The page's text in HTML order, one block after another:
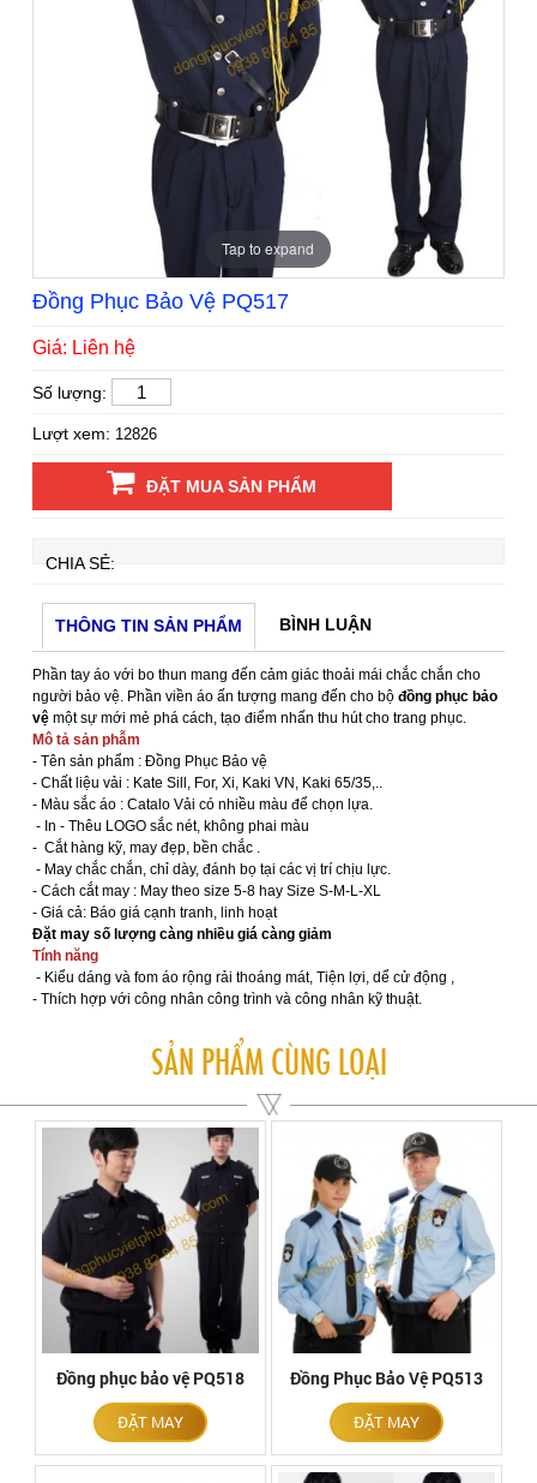
Tap to expand
Đồng Phục Bảo Vệ PQ517
Giá: Liên hệ
Số lượng:
Lượt xem: 12826
ĐẶT MUA SẢN PHẨM
CHIA SẺ:
THÔNG TIN SẢN PHẨM BÌNH LUẬN
Phần tay áo với bo thun mang đến cảm giác thoải mái chắc chắn cho
người bảo vệ. Phần viền áo ấn tượng mang đến cho bộ đồng phục bảo
vệ một sự mới mẻ phá cách, tạo điểm nhấn thu hút cho trang phục.
Mô tả sản phẫm
- Tên sản phẩm : Đồng Phục Bảo vệ
- Chất liệu vải : Kate Sill, For, Xi, Kaki VN, Kaki 65/35,..
- Màu sắc áo : Catalo Vải có nhiều màu để chọn lựa.
- In - Thêu LOGO sắc nét, không phai màu
- Cắt hàng kỹ, may đẹp, bền chắc .
- May chắc chắn, chỉ dày, đánh bọ tại các vị trí chịu lực.
- Cách cắt may : May theo size 5-8 hay Size S-M-L-XL
- Giá cả: Báo giá cạnh tranh, linh hoạt
Đặt may số lượng càng nhiều giá càng giảm
Tính năng
- Kiểu dáng và fom áo rộng rải thoáng mát, Tiện lợi, dể cử động ,
- Thích hợp với công nhân công trình và công nhân kỹ thuật.
SẢN PHẨM CÙNG LOẠI
Đồng phục bảo vệ PQ518
ĐẶT MAY
Đồng Phục Bảo Vệ PQ513
ĐẶT MAY